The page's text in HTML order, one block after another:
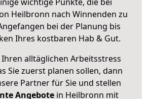
Heilbronn nach Winnenden zu
bei der Planung bis
Ihres kostbaren Hab & Gut.
alltäglichen Arbeitsstress
Sie zuerst planen sollen, dann
Partner für Sie und stellen
Angebote in Heilbronn mit